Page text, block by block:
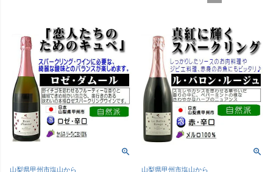
山梨県甲州市塩山から 山梨県甲州市塩山から